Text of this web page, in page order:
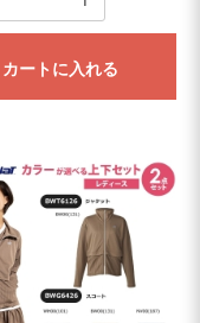
カートに入れる